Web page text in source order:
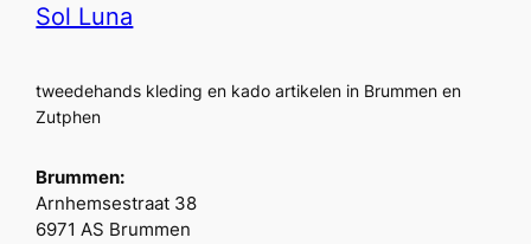
Sol Luna
tweedehands kleding en kado artikelen in Brummen en
Zutphen
Brummen:
Arnhemsestraat 38
6971 AS Brummen